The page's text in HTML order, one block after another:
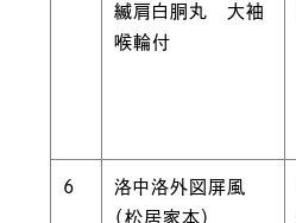
縅肩白胴丸 大袖
喉輪付
6
洛中洛外図屏風
（松居家本）